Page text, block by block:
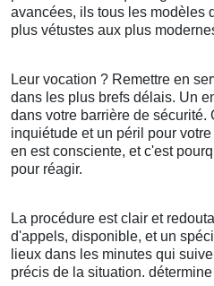
avancées, ils tous les modèles
plus vétustes aux plus
Leur vocation ? Remettre en
dans les plus brefs délais. Un
dans votre barrière de sécurité.
inquiétude et un péril pour
en est consciente, et c'est
pour réagir.
La procédure est clair et
d'appels, disponible, et un
lieux dans les minutes qui
précis de la situation.